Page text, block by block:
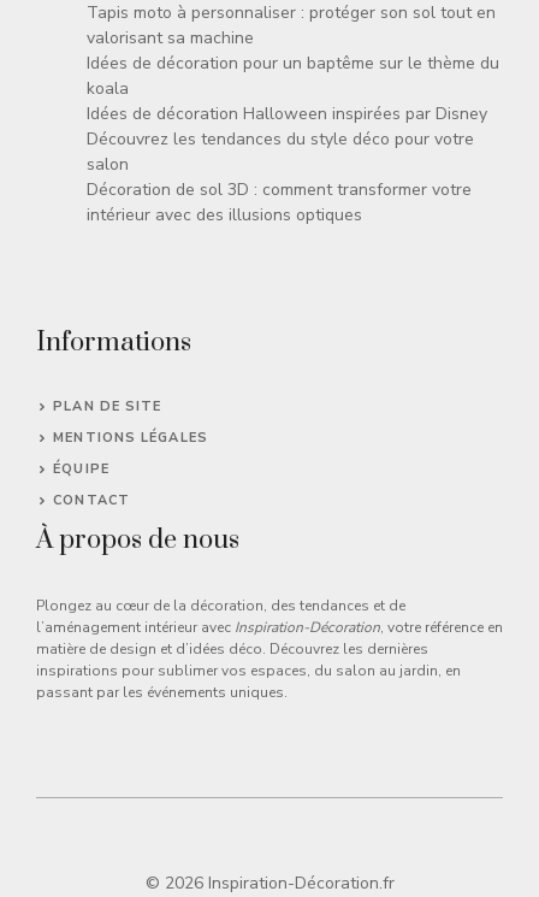
Tapis moto à personnaliser : protéger son sol tout en
valorisant sa machine
Idées de décoration pour un baptême sur le thème du
koala
Idées de décoration Halloween inspirées par Disney
Découvrez les tendances du style déco pour votre
salon
Décoration de sol 3D : comment transformer votre
intérieur avec des illusions optiques
Informations
PLAN DE SITE
MENTIONS LÉGALES
ÉQUIPE
CONTACT
À propos de nous
Plongez au cœur de la décoration, des tendances et de
l’aménagement intérieur avec Inspiration-Décoration, votre référence en
matière de design et d’idées déco. Découvrez les dernières
inspirations pour sublimer vos espaces, du salon au jardin, en
passant par les événements uniques.
© 2026 Inspiration-Décoration.fr